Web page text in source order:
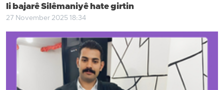
li bajarê Silêmaniyê hate girtin
27 November 2025 18:34